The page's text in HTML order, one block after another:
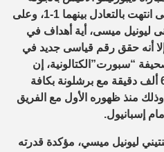
السابعة من مسابقة الليجا، والتى انتهت بالتعادل بينهما 1-1، وعلى
ليونيل ميسى، أية أهداف في
إلا أنه حقق رقم قياسى جديد في
“سبورت”الكتالونية، إن
ليونيل ميسي تجاوز حاجز الـ 60 ألف دقيقة مع برشلونة بكافة
منذ ظهوره الأول مع الفريق
ليونيل ميسي، مؤكدة قدرته